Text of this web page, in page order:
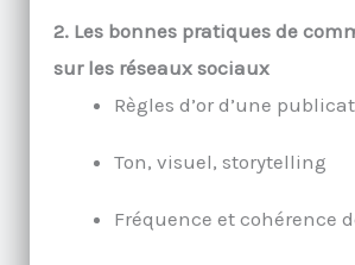
2. Les bonnes pratiques de
sur les réseaux sociaux
Règles d’or d’une
Ton, visuel, storytelling
Fréquence et cohérence